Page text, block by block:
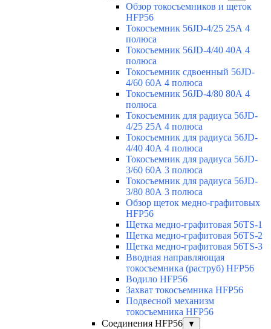
Обзор токосъемников и щеток
HFP56
Токосъемник 56JD-4/25 25А 4
полюса
Токосъемник 56JD-4/40 40А 4
полюса
Токосъемник сдвоенный 56JD-
4/60 60А 4 полюса
Токосъемник 56JD-4/80 80А 4
полюса
Токосъемник для радиуса 56JD-
4/25 25А 4 полюса
Токосъемник для радиуса 56JD-
4/40 40А 4 полюса
Токосъемник для радиуса 56JD-
3/60 60А 3 полюса
Токосъемник для радиуса 56JD-
3/80 80А 3 полюса
Обзор щеток медно-графитовых
HFP56
Щетка медно-графитовая 56TS-1
Щетка медно-графитовая 56TS-2
Щетка медно-графитовая 56TS-3
Вводная направляющая
токосъемника (раструб) HFP56
Водило HFP56
Захват токосъемника HFP56
Подвесной механизм
токосъемника HFP56
Соединения HFP56
▼